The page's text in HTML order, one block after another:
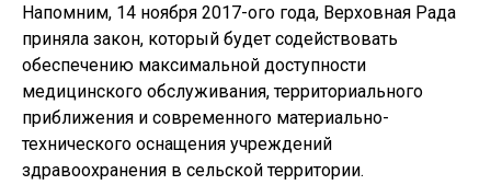
Напомним, 14 ноября 2017-ого года, Верховная Рада
приняла закон, который будет содействовать
обеспечению максимальной доступности
медицинского обслуживания, территориального
приближения и современного материально-
технического оснащения учреждений
здравоохранения в сельской территории.